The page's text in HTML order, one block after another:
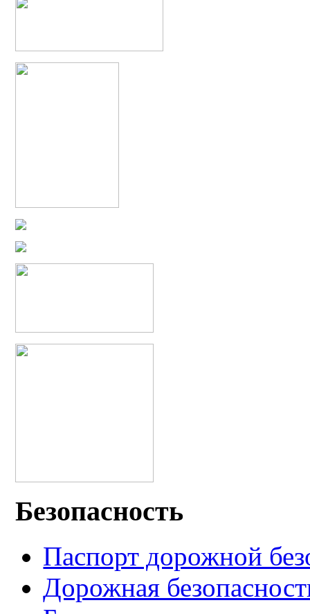
Безопасность
Паспорт дорожной
Дорожная